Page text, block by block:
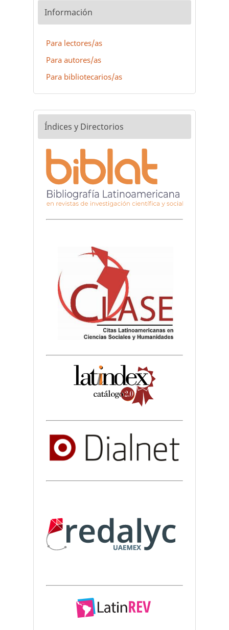
Información
Para lectores/as
Para autores/as
Para bibliotecarios/as
Índices y Directorios